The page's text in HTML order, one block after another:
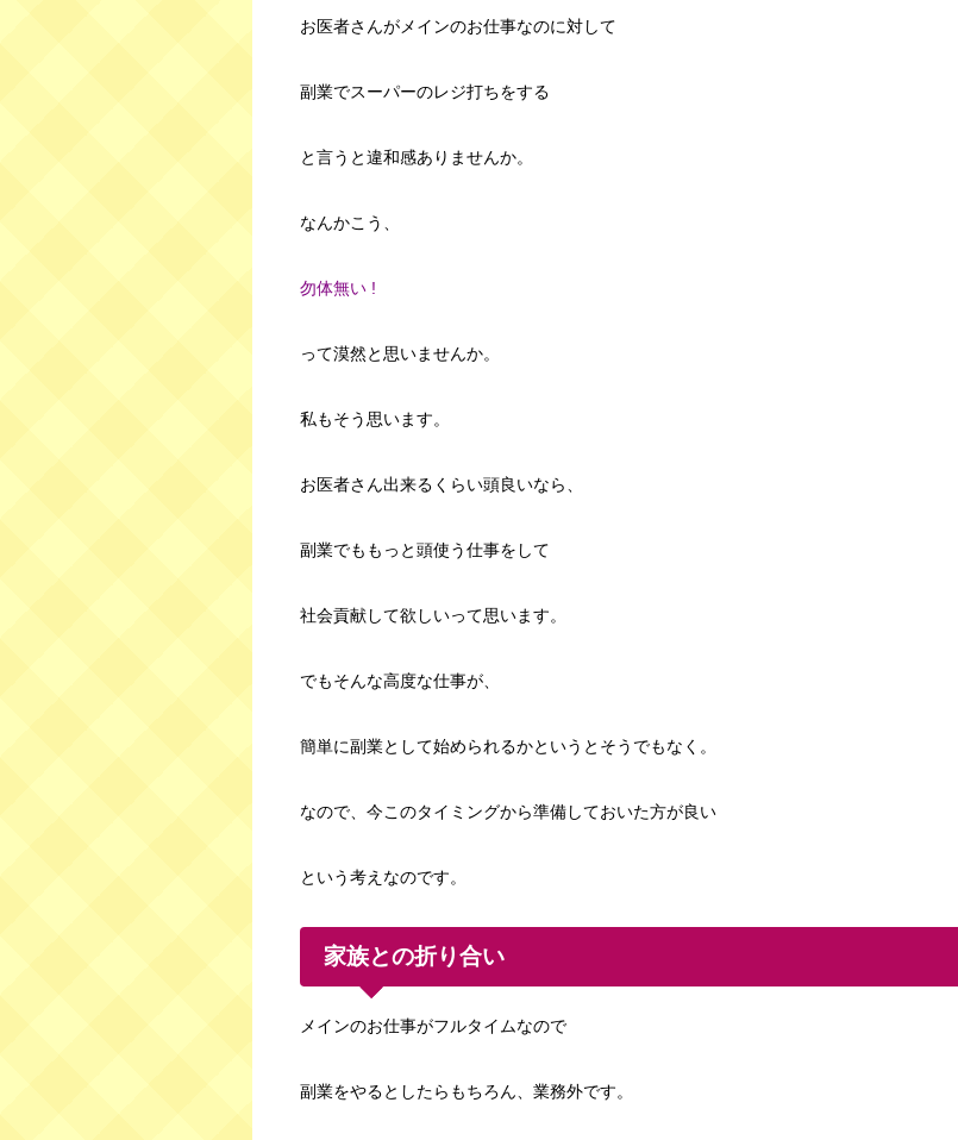
お医者さんがメインのお仕事なのに対して
副業でスーパーのレジ打ちをする
と言うと違和感ありませんか。
なんかこう、
勿体無い !
って漠然と思いませんか。
私もそう思います。
お医者さん出来るくらい頭良いなら、
副業でももっと頭使う仕事をして
社会貢献して欲しいって思います。
でもそんな高度な仕事が、
簡単に副業として始められるかというとそうでもなく。
なので、今このタイミングから準備しておいた方が良い
という考えなのです。
家族との折り合い
メインのお仕事がフルタイムなので
副業をやるとしたらもちろん、業務外です。